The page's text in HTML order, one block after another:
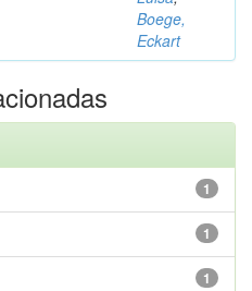
Boege,
Eckart
1
1
1